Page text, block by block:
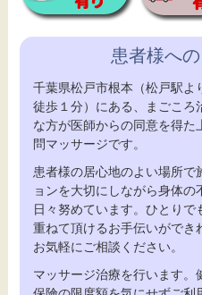
患者様へ
千葉県松戸市根本（松戸駅よ
徒歩１分）にある、まごころ
な方が医師からの同意を得た
問マッサージです。
患者様の居心地のよい場所で
ョンを大切にしながら身体の
日々努めています。ひとり
重ねて頂けるお手伝いができ
お気軽にご相談ください。
マッサージ治療を行います。